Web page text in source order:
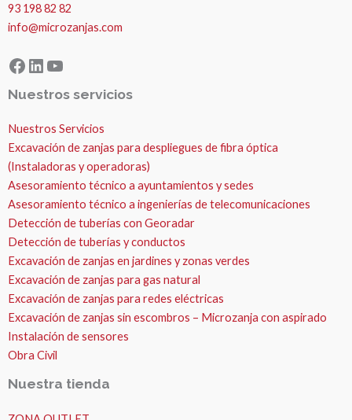
93 198 82 82
info@microzanjas.com
Facebook
LinkedIn
YouTube
Nuestros servicios
Nuestros Servicios
Excavación de zanjas para despliegues de fibra óptica
(Instaladoras y operadoras)
Asesoramiento técnico a ayuntamientos y sedes
Asesoramiento técnico a ingenierías de telecomunicaciones
Detección de tuberías con Georadar
Detección de tuberías y conductos
Excavación de zanjas en jardines y zonas verdes
Excavación de zanjas para gas natural
Excavación de zanjas para redes eléctricas
Excavación de zanjas sin escombros – Microzanja con aspirado
Instalación de sensores
Obra Civil
Nuestra tienda